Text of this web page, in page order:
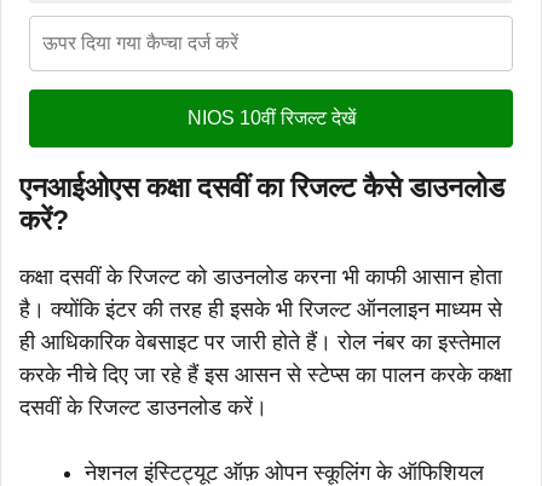
NIOS 10वीं रिजल्ट देखें
एनआईओएस कक्षा दसवीं का रिजल्ट कैसे डाउनलोड
करें?
कक्षा दसवीं के रिजल्ट को डाउनलोड करना भी काफी आसान होता
है। क्योंकि इंटर की तरह ही इसके भी रिजल्ट ऑनलाइन माध्यम से
ही आधिकारिक वेबसाइट पर जारी होते हैं। रोल नंबर का इस्तेमाल
करके नीचे दिए जा रहे हैं इस आसन से स्टेप्स का पालन करके कक्षा
दसवीं के रिजल्ट डाउनलोड करें।
नेशनल इंस्टिट्यूट ऑफ़ ओपन स्कूलिंग के ऑफिशियल